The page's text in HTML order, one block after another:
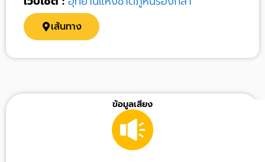
เส้นทาง
ข้อมูลเสียง